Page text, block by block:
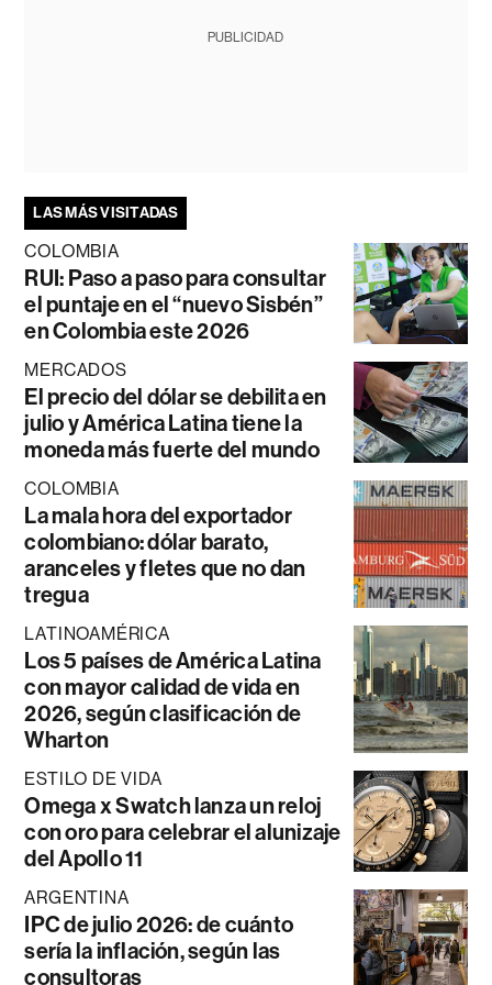
PUBLICIDAD
LAS MÁS VISITADAS
COLOMBIA
RUI: Paso a paso para consultar
el puntaje en el “nuevo Sisbén”
en Colombia este 2026
MERCADOS
El precio del dólar se debilita en
julio y América Latina tiene la
moneda más fuerte del mundo
COLOMBIA
La mala hora del exportador
colombiano: dólar barato,
aranceles y fletes que no dan
tregua
LATINOAMÉRICA
Los 5 países de América Latina
con mayor calidad de vida en
2026, según clasificación de
Wharton
ESTILO DE VIDA
Omega x Swatch lanza un reloj
con oro para celebrar el alunizaje
del Apollo 11
ARGENTINA
IPC de julio 2026: de cuánto
sería la inflación, según las
consultoras